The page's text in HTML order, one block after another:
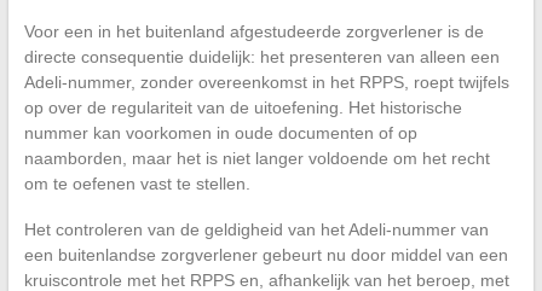
Voor een in het buitenland afgestudeerde zorgverlener is de
directe consequentie duidelijk: het presenteren van alleen een
Adeli-nummer, zonder overeenkomst in het RPPS, roept twijfels
op over de regulariteit van de uitoefening. Het historische
nummer kan voorkomen in oude documenten of op
naamborden, maar het is niet langer voldoende om het recht
om te oefenen vast te stellen.
Het controleren van de geldigheid van het Adeli-nummer van
een buitenlandse zorgverlener gebeurt nu door middel van een
kruiscontrole met het RPPS en, afhankelijk van het beroep, met